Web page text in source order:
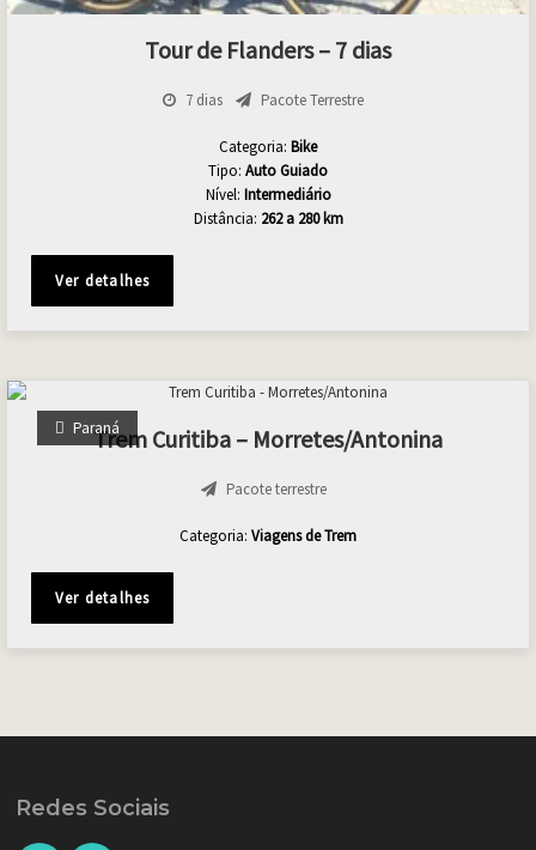
Tour de Flanders – 7 dias
7 dias Pacote Terrestre
Categoria: Bike
Tipo: Auto Guiado
Nível: Intermediário
Distância: 262 a 280 km
Ver detalhes
ParanáTrem Curitiba – Morretes/Antonina
Pacote terrestre
Categoria: Viagens de Trem
Ver detalhes
Redes Sociais